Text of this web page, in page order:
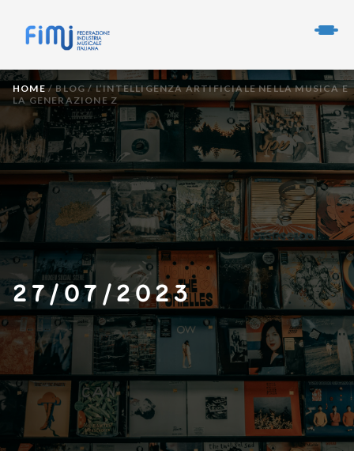
HOME/BLOG / L’INTELLIGENZA ARTIFICIALE NELLA MUSICA E
LA GENERAZIONE Z
27/07/2023